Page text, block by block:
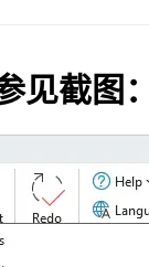
见截图：